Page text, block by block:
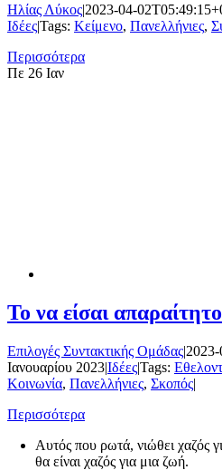
Ηλίας Λύκος|2023-04-
Ιδέες|Tags: Κείμενο, Πανελλήνιες,
Περισσότερα
Πε 26 Ιαν
Το να είσαι
Επιλογές Συντακτικής Ομάδας|
Ιανουαρίου 2023|Ιδέες|Tags:
Κοινωνία, Πανελλήνιες, Σκοπός|
Περισσότερα
Αυτός που ρωτά, νιώθει χαζός
θα είναι χαζός για μια ζωή.